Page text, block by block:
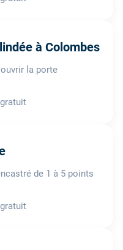
à Colombes
la porte
de 1 à 5 points